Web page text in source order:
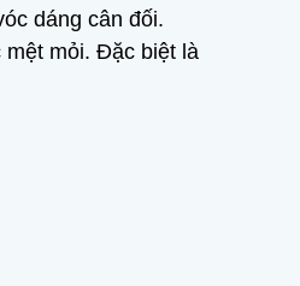
dáng cân đối.
mệt mỏi. Đặc biệt là